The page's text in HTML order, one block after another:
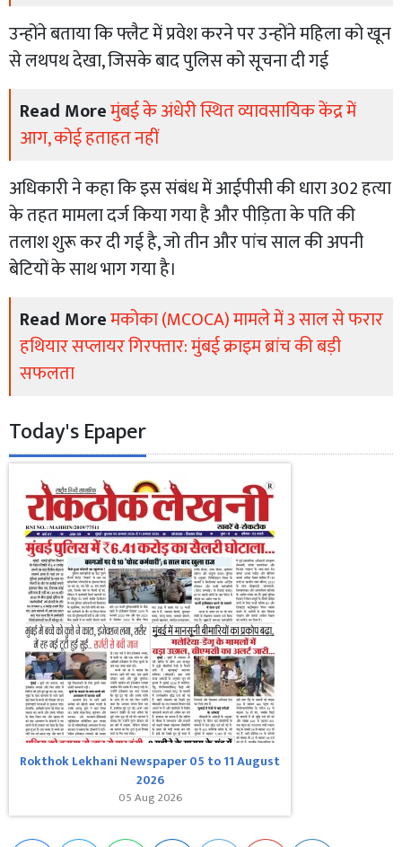
उन्होंने बताया कि फ्लैट में प्रवेश करने पर उन्होंने महिला को खून
से लथपथ देखा, जिसके बाद पुलिस को सूचना दी गई
Read Moreमुंबई के अंधेरी स्थित व्यावसायिक केंद्र में
आग, कोई हताहत नहीं
अधिकारी ने कहा कि इस संबंध में आईपीसी की धारा 302 हत्या
के तहत मामला दर्ज किया गया है और पीड़िता के पति की
तलाश शुरू कर दी गई है, जो तीन और पांच साल की अपनी
बेटियों के साथ भाग गया है।
Read Moreमकोका (MCOCA) मामले में 3 साल से फरार
हथियार सप्लायर गिरफ्तार: मुंबई क्राइम ब्रांच की बड़ी
सफलता
Today's Epaper
Rokthok Lekhani Newspaper 05 to 11 August
2026
05 Aug 2026